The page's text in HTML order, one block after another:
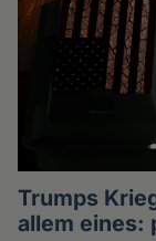
Trumps
allem eines: